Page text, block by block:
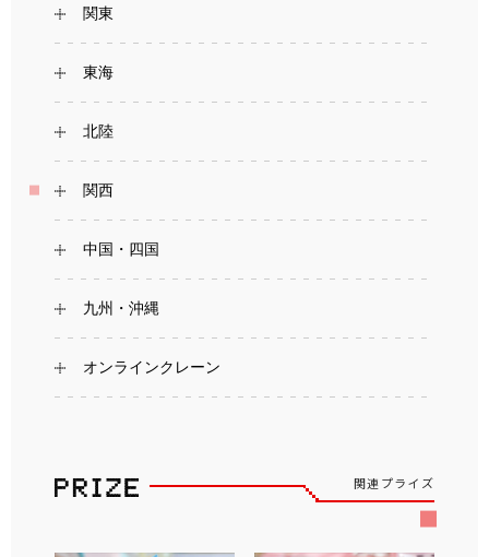
関東
東海
北陸
関西
中国・四国
九州・沖縄
オンラインクレーン
関連プライズ